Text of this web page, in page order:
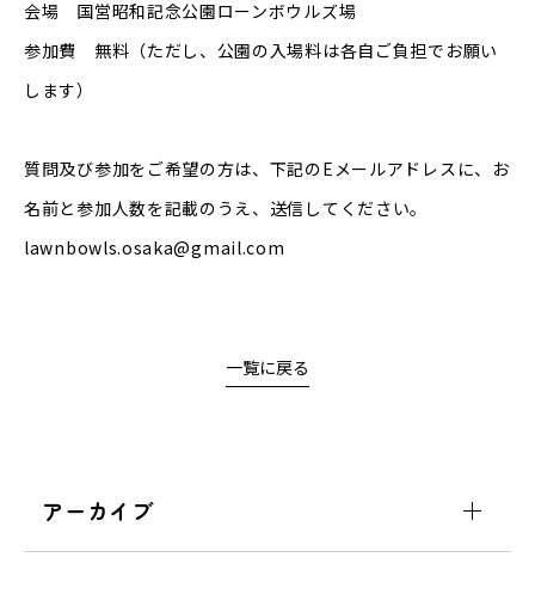
会場 国営昭和記念公園ローンボウルズ場
参加費 無料（ただし、公園の入場料は各自ご負担でお願い
します）
質問及び参加をご希望の方は、下記のEメールアドレスに、お
名前と参加人数を記載のうえ、送信してください。
lawnbowls.osaka@gmail.com
一覧に戻る
アーカイブ